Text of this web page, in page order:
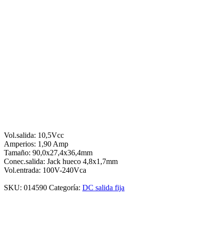
Vol.salida: 10,5Vcc
Amperios: 1,90 Amp
Tamaño: 90,0x27,4x36,4mm
Conec.salida: Jack hueco 4,8x1,7mm
Vol.entrada: 100V-240Vca
SKU: 014590 Categoría: DC salida fija